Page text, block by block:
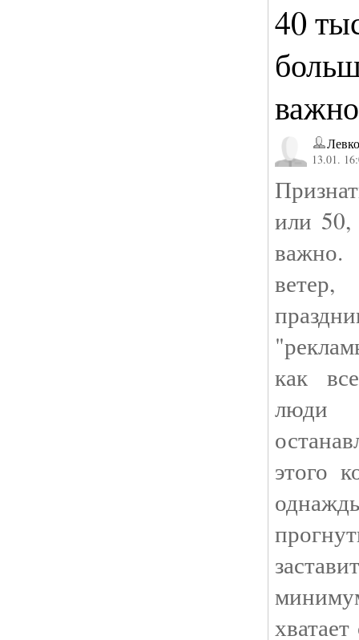
40
важно
13.01.
или 50,
как
этого